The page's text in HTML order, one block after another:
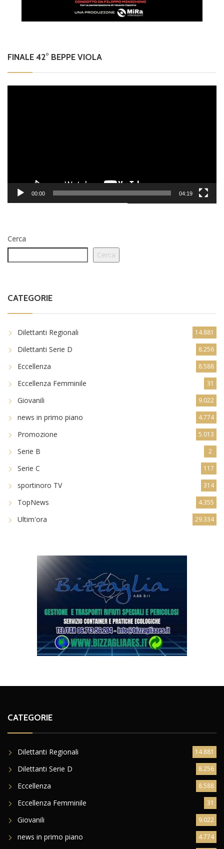
FINALE 42° BEPPE VIOLA
00:00 04:19
Cerca
Cerca
CATEGORIE
Dilettanti Regionali 14.881
Dilettanti Serie D 8.256
Eccellenza 8.588
Eccellenza Femminile 31
Giovanili 9.022
news in primo piano 4.774
Promozione 5.013
Serie B 2
Serie C 117
sportinoro TV 314
TopNews 4.355
Ultim'ora 29.334
CATEGORIE
Dilettanti Regionali 14.881
Dilettanti Serie D 8.256
Eccellenza 8.588
Eccellenza Femminile 31
Giovanili 9.022
news in primo piano 4.774